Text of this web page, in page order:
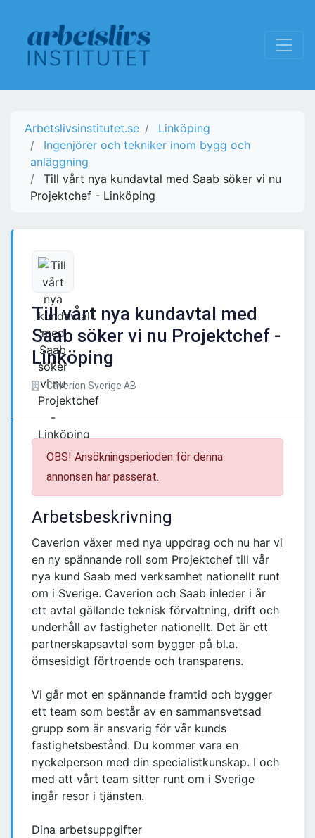
Arbetslivsinstitutet.se
Linköping
Ingenjörer och tekniker inom bygg och
anläggning
Till vårt nya kundavtal med Saab söker vi nu
Projektchef - Linköping
Till vårt nya kundavtal med
Saab söker vi nu Projektchef -
Linköping
Caverion Sverige AB
OBS! Ansökningsperioden för denna
annonsen har passerat.
Arbetsbeskrivning
Caverion växer med nya uppdrag och nu har vi
en ny spännande roll som Projektchef till vår
nya kund Saab med verksamhet nationellt runt
om i Sverige. Caverion och Saab inleder i år
ett avtal gällande teknisk förvaltning, drift och
underhåll av fastigheter nationellt. Det är ett
partnerskapsavtal som bygger på bl.a.
ömsesidigt förtroende och transparens.
Vi går mot en spännande framtid och bygger
ett team som består av en sammansvetsad
grupp som är ansvarig för vår kunds
fastighetsbestånd. Du kommer vara en
nyckelperson med din specialistkunskap. I och
med att vårt team sitter runt om i Sverige
ingår resor i tjänsten.
Dina arbetsuppgifter